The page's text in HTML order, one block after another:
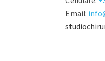
Email: